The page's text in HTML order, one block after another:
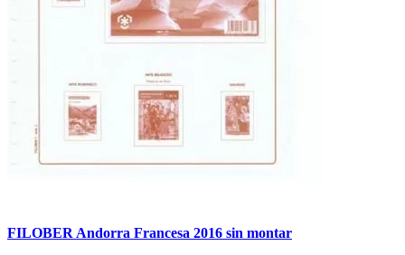
FILOBER Andorra Francesa 2016 sin montar